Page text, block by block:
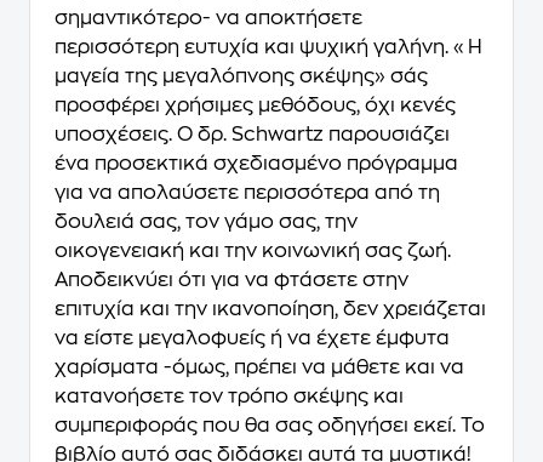
σημαντικότερο- να αποκτήσετε
περισσότερη ευτυχία και ψυχική γαλήνη. «Η
μαγεία της μεγαλόπνοης σκέψης» σάς
προσφέρει χρήσιμες μεθόδους, όχι κενές
υποσχέσεις. Ο δρ. Schwartz παρουσιάζει
ένα προσεκτικά σχεδιασμένο πρόγραμμα
για να απολαύσετε περισσότερα από τη
δουλειά σας, τον γάμο σας, την
οικογενειακή και την κοινωνική σας ζωή.
Αποδεικνύει ότι για να φτάσετε στην
επιτυχία και την ικανοποίηση, δεν χρειάζεται
να είστε μεγαλοφυείς ή να έχετε έμφυτα
χαρίσματα -όμως, πρέπει να μάθετε και να
κατανοήσετε τον τρόπο σκέψης και
συμπεριφοράς που θα σας οδηγήσει εκεί. Το
βιβλίο αυτό σας διδάσκει αυτά τα μυστικά!